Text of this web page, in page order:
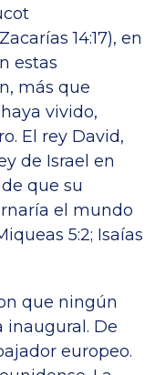
14:17), en
estas
más que
vivido,
El rey David,
de Israel en
que su
el mundo
5:2; Isaías
que ningún
inaugural. De
europeo.